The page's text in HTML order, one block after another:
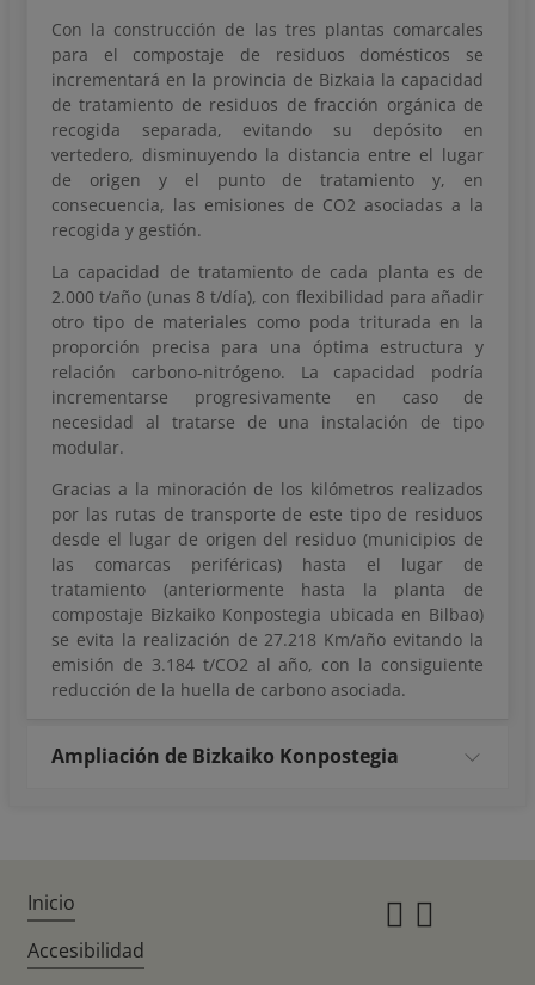
Con la construcción de las tres plantas comarcales
para el compostaje de residuos domésticos se
incrementará en la provincia de Bizkaia la capacidad
de tratamiento de residuos de fracción orgánica de
recogida separada, evitando su depósito en
vertedero, disminuyendo la distancia entre el lugar
de origen y el punto de tratamiento y, en
consecuencia, las emisiones de CO2 asociadas a la
recogida y gestión.
La capacidad de tratamiento de cada planta es de
2.000 t/año (unas 8 t/día), con flexibilidad para añadir
otro tipo de materiales como poda triturada en la
proporción precisa para una óptima estructura y
relación carbono-nitrógeno. La capacidad podría
incrementarse progresivamente en caso de
necesidad al tratarse de una instalación de tipo
modular.
Gracias a la minoración de los kilómetros realizados
por las rutas de transporte de este tipo de residuos
desde el lugar de origen del residuo (municipios de
las comarcas periféricas) hasta el lugar de
tratamiento (anteriormente hasta la planta de
compostaje Bizkaiko Konpostegia ubicada en Bilbao)
se evita la realización de 27.218 Km/año evitando la
emisión de 3.184 t/CO2 al año, con la consiguiente
reducción de la huella de carbono asociada.
Ampliación de Bizkaiko Konpostegia
Inicio
Accesibilidad